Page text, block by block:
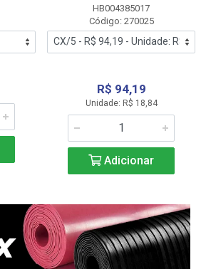
HB004385017
Código: 270025
R$ 94,19
Unidade: R$ 18,84
Adicionar